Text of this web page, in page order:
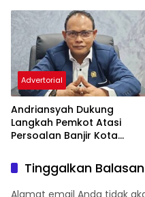
Advertorial
Andriansyah Dukung
Langkah Pemkot Atasi
Persoalan Banjir Kota
Tinggalkan Balasan
Alamat email Anda tidak